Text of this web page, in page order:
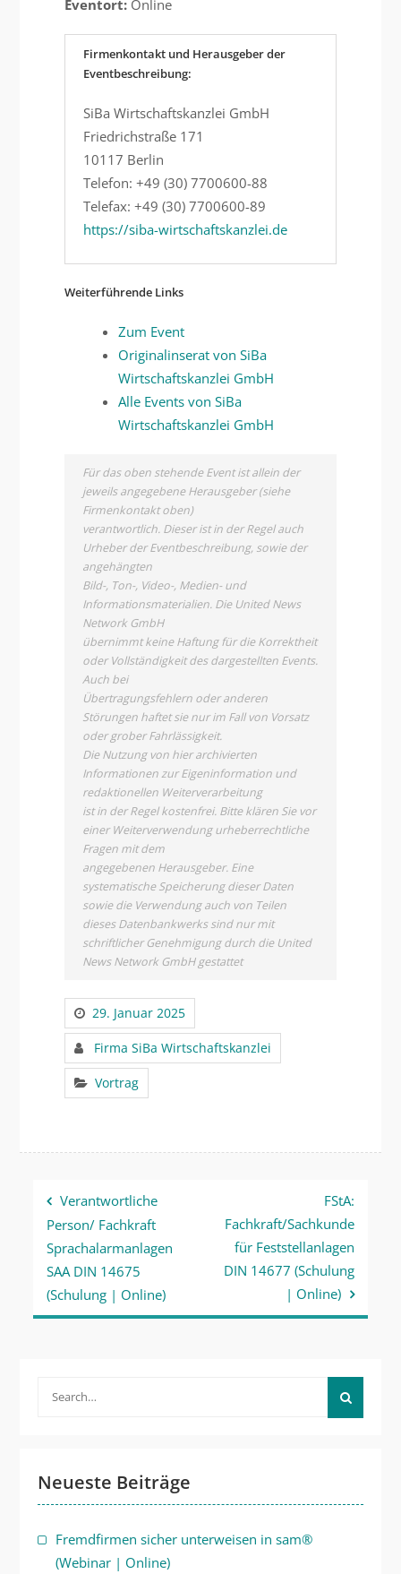
Eventort:Online
Firmenkontakt und Herausgeber der
Eventbeschreibung:
SiBa Wirtschaftskanzlei GmbH
Friedrichstraße 171
10117 Berlin
Telefon: +49 (30) 7700600-88
Telefax: +49 (30) 7700600-89
https://siba-wirtschaftskanzlei.de
Weiterführende Links
Zum Event
Originalinserat von SiBa
Wirtschaftskanzlei GmbH
Alle Events von SiBa
Wirtschaftskanzlei GmbH
Für das oben stehende Event ist allein der
jeweils angegebene Herausgeber (siehe
Firmenkontakt oben)
verantwortlich. Dieser ist in der Regel auch
Urheber der Eventbeschreibung, sowie der
angehängten
Bild-, Ton-, Video-, Medien- und
Informationsmaterialien. Die United News
Network GmbH
übernimmt keine Haftung für die Korrektheit
oder Vollständigkeit des dargestellten Events.
Auch bei
Übertragungsfehlern oder anderen
Störungen haftet sie nur im Fall von Vorsatz
oder grober Fahrlässigkeit.
Die Nutzung von hier archivierten
Informationen zur Eigeninformation und
redaktionellen Weiterverarbeitung
ist in der Regel kostenfrei. Bitte klären Sie vor
einer Weiterverwendung urheberrechtliche
Fragen mit dem
angegebenen Herausgeber. Eine
systematische Speicherung dieser Daten
sowie die Verwendung auch von Teilen
dieses Datenbankwerks sind nur mit
schriftlicher Genehmigung durch die United
News Network GmbH gestattet
29. Januar 2025
Firma SiBa Wirtschaftskanzlei
Vortrag
Beitragsnavigation
Verantwortliche
Person/ Fachkraft
Sprachalarmanlagen
SAA DIN 14675
(Schulung | Online)
FStA:
Fachkraft/Sachkunde
für Feststellanlagen
DIN 14677 (Schulung
| Online)
Neueste Beiträge
Fremdfirmen sicher unterweisen in sam®
(Webinar | Online)